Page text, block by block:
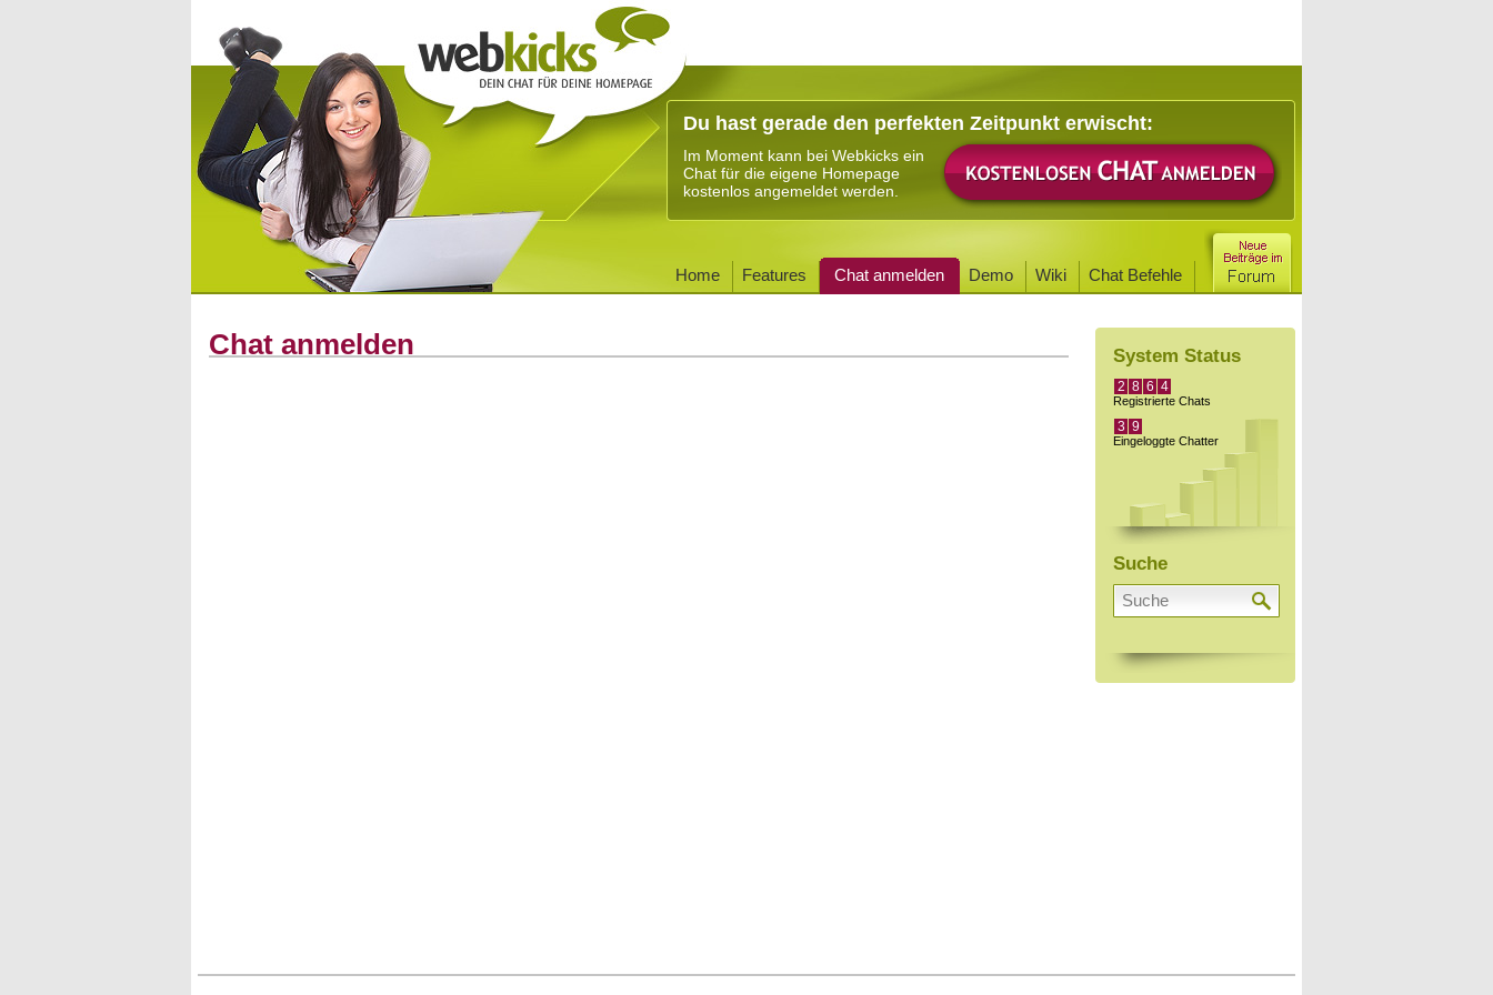
Du hast gerade den perfekten Zeitpunkt erwischt:
Im Moment kann bei Webkicks ein
Chat für die eigene Homepage
kostenlos angemeldet werden.
Home Features Chat anmelden Demo Wiki Chat Befehle
Chat anmelden System Status
2 8 6 4
Registrierte Chats
3 9
Eingeloggte Chatter
Suche